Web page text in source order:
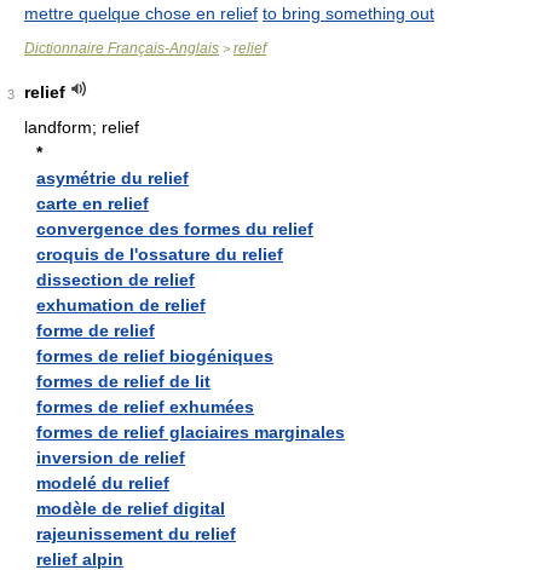
mettre quelque chose en relief to bring something out
Dictionnaire Français-Anglais > relief
3
relief
landform; relief
*
asymétrie du relief
carte en relief
convergence des formes du relief
croquis de l'ossature du relief
dissection de relief
exhumation de relief
forme de relief
formes de relief biogéniques
formes de relief de lit
formes de relief exhumées
formes de relief glaciaires marginales
inversion de relief
modelé du relief
modèle de relief digital
rajeunissement du relief
relief alpin